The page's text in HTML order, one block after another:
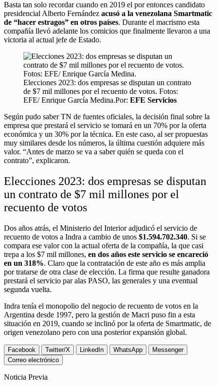
Basta tan solo recordar cuando en 2019 el por entonces candidato
presidencial Alberto Fernández acusó a la venezolana Smartmatic
de “hacer estragos” en otros países. Durante el macrismo esta
compañía llevó adelante los comicios que finalmente llevaron a una
victoria al actual jefe de Estado.
Elecciones 2023: dos empresas se disputan un contrato
de $7 mil millones por el recuento de votos. Fotos:
EFE/ Enrique García Medina.Por: EFE Servicios
Según pudo saber TN de fuentes oficiales, la decisión final sobre la
empresa que prestará el servicio se tomará en un 70% por la oferta
económica y un 30% por la técnica. En este caso, al ser propuestas
muy similares desde los números, la última cuestión adquiere más
valor. “Antes de marzo se va a saber quién se queda con el
contrato”, explicaron.
Elecciones 2023: dos empresas se disputan
un contrato de $7 mil millones por el
recuento de votos
Dos años atrás, el Ministerio del Interior adjudicó el servicio de
recuento de votos a Indra a cambio de unos $1.594.702.340. Si se
compara ese valor con la actual oferta de la compañía, la que casi
trepa a los $7 mil millones, en dos años este servicio se encareció
en un 318%. Claro que la contratación de este año es más amplia
por tratarse de otra clase de elección. La firma que resulte ganadora
prestará el servicio par alas PASO, las generales y una eventual
segunda vuelta.
Indra tenía el monopolio del negocio de recuento de votos en la
Argentina desde 1997, pero la gestión de Macri puso fin a esta
situación en 2019, cuando se inclinó por la oferta de Smartmatic, de
origen venezolano pero con una posterior expansión global.
Facebook Twitter/X LinkedIn WhatsApp
Messenger
Correo electrónico
Noticia Previa